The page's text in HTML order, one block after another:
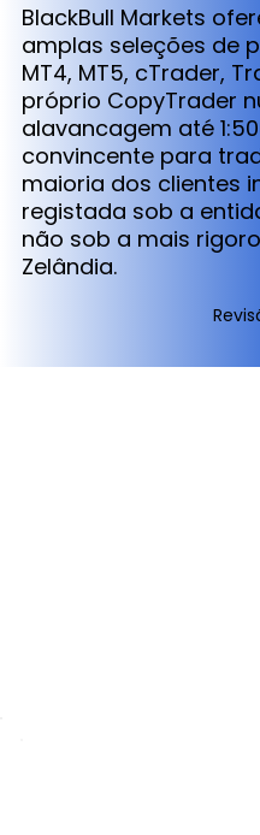
BlackBull Markets
amplas seleções de
MT4, MT5, cTrader,
próprio CopyTrader
alavancagem até
convincente para
maioria dos clientes
registada sob a
não sob a mais
Zelândia.